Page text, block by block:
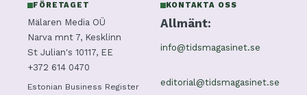
FÖRETAGET
Mälaren Media OÜ
Narva mnt 7, Kesklinn
St Julian's 10117, EE
+372 614 0470
Estonian Business Register
KONTAKTA OSS
Allmänt:
info@tidsmagasinet.se
editorial@tidsmagasinet.se